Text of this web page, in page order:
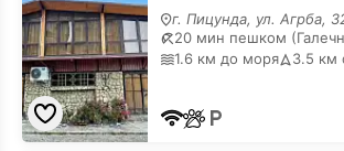
дом
на
карте
г. Пицунда, ул. Агрба,
20 мин пешком
1.6 км до моря
3.5 км